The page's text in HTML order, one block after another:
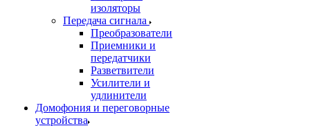
изоляторы
Передача сигнала
Преобразователи
Приемники и
передатчики
Разветвители
Усилители и
удлинители
Домофония и переговорные
устройства